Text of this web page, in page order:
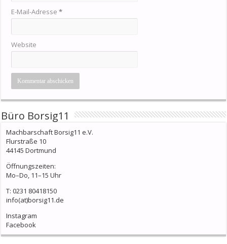
E-Mail-Adresse*
Website
Büro Borsig11
Machbarschaft Borsig11 e.V.
Flurstraße 10
44145 Dortmund
Öffnungszeiten:
Mo–Do, 11–15 Uhr
T: 0231 80418150
info(at)borsig11.de
Instagram
Facebook